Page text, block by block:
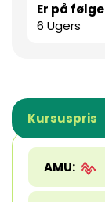
Er på
6 Ugers
Kursuspris
AMU: